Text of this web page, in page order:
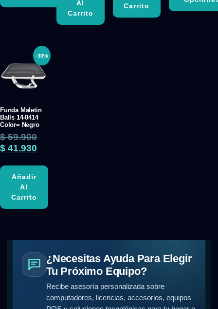
Al
Carrito
Carrito
-30%
Funda Maletin
Balls 14-0414
Color= Negro
$59.900
$ 41.930
Añadir
Al
Carrito
¿Necesitas Ayuda Para Elegir
Tu Próximo Equipo?
Recibe asesoría personalizada sobre
computadores, licencias, accesorios, equipos